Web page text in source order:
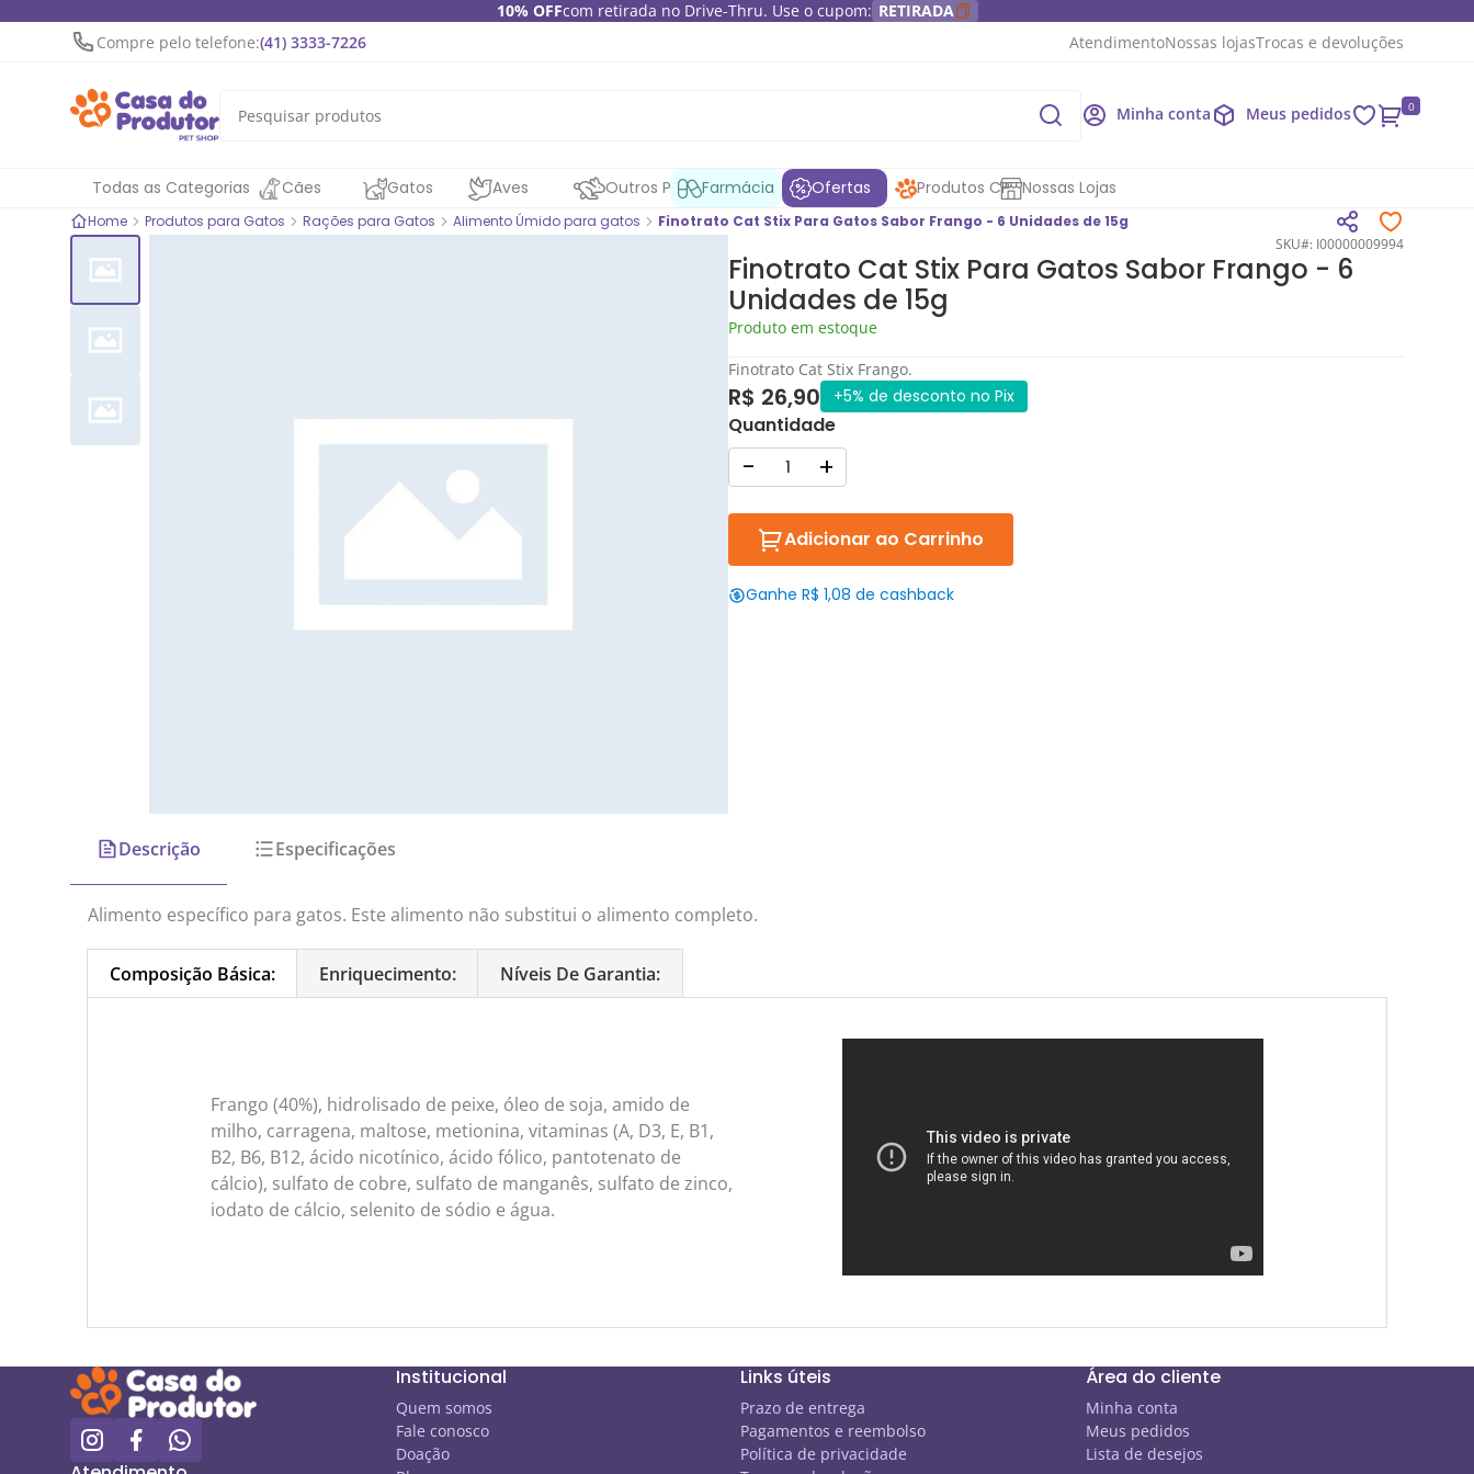
10% OFFcom retirada no Drive-Thru. Use o cupom: RETIRADA
Compre pelo telefone:(41) 3333-7226 AtendimentoNossas lojasTrocas e devoluções
Minha conta Meus pedidos 0
Todas as Categorias Cães Gatos Aves Outros Pets Farmácia Ofertas Produtos CP Nossas Lojas
Home Produtos para Gatos Rações para Gatos Alimento Úmido para gatos
Finotrato Cat Stix Para Gatos Sabor Frango - 6 Unidades de 15g
SKU#: I00000009994
Finotrato Cat Stix Para Gatos Sabor Frango - 6
Unidades de 15g
Produto em estoque
Finotrato Cat Stix Frango.
R$ 26,90 +5% de desconto no Pix
Quantidade
- +
Adicionar ao Carrinho
Ganhe R$ 1,08 de cashback
Descrição Especificações
Alimento específico para gatos. Este alimento não substitui o alimento completo.
Composição Básica: Enriquecimento: Níveis De Garantia:
Frango (40%), hidrolisado de peixe, óleo de soja, amido de
milho, carragena, maltose, metionina, vitaminas (A, D3, E, B1,
B2, B6, B12, ácido nicotínico, ácido fólico, pantotenato de
cálcio), sulfato de cobre, sulfato de manganês, sulfato de zinco,
iodato de cálcio, selenito de sódio e água.
Institucional
Quem somos
Fale conosco
Doação
Links úteis
Prazo de entrega
Pagamentos e reembolso
Política de privacidade
Área do cliente
Minha conta
Meus pedidos
Lista de desejos